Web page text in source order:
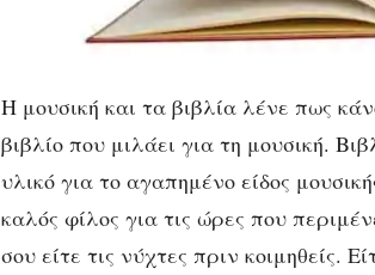
Η μουσική και τα βιβλία λένε πως
βιβλίο που μιλάει για τη μουσική.
υλικό για το αγαπημένο είδος
καλός φίλος για τις ώρες που
σου είτε τις νύχτες πριν κοιμηθείς.